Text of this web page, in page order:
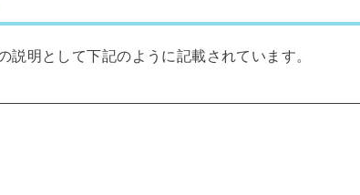
明として下記のように記載されています。